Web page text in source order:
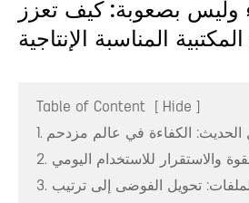
وليس بصعوبة: كيف تعزز
المناسبة الإنتاجية
Table of Content Hide
الحديث: الكفاءة في عالم مزدحم
والاستقرار للاستخدام اليومي
تحويل الفوضى إلى ترتيب